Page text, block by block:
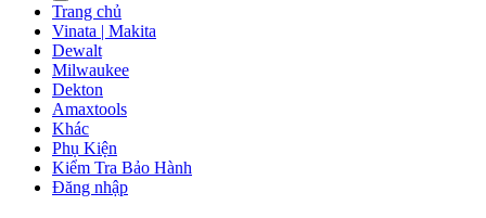
Trang chủ
Vinata | Makita
Dewalt
Milwaukee
Dekton
Amaxtools
Khác
Phụ Kiện
Kiểm Tra Bảo Hành
Đăng nhập